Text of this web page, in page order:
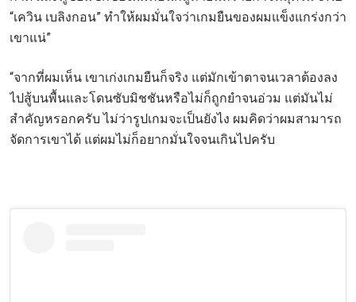
“เควิน เบลิงกอน” ทำให้ผมมั่นใจว่าเกมยืนของผมแข็งแกร่งกว่า
เขาแน่”
“จากที่ผมเห็น เขาเก่งเกมยืนก็จริง แต่มักเข้าตาจนเวลาต้องลง
ไปสู้บนพื้นและโดนซับมิชชันหรือไม่ก็ถูกยำจนอ่วม แต่มันไม่
สำคัญหรอกครับ ไม่ว่ารูปเกมจะเป็นยังไง ผมคิดว่าผมสามารถ
จัดการเขาได้ แต่ผมไม่ก็อยากมั่นใจจนเกินไปครับ